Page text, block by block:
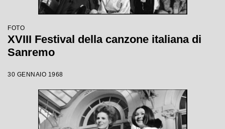
FOTO
XVIII Festival della canzone italiana di
Sanremo
30 GENNAIO 1968